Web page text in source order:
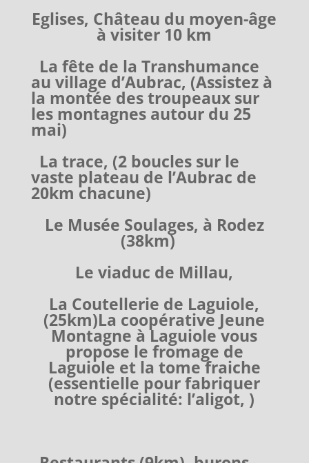
Eglises, Château du moyen-âge
à visiter 10 km
La fête de la Transhumance
au village d’Aubrac, (Assistez à
la montée des troupeaux sur
les montagnes autour du 25
mai)
La trace, (2 boucles sur le
vaste plateau de l’Aubrac de
20km chacune)
Le Musée Soulages, à Rodez
(38km)
Le viaduc de Millau,
La Coutellerie de Laguiole,
(25km)La coopérative Jeune
Montagne à Laguiole vous
propose le fromage de
Laguiole et la tome fraiche
(essentielle pour fabriquer
notre spécialité: l’aligot, )